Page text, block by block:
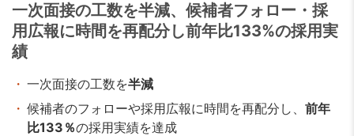
一次面接の工数を半減、候補者フォロー・採
用広報に時間を再配分し前年比133%の採用実
績
一次面接の工数を半減
候補者のフォローや採用広報に時間を再配分し、前年
比133％の採用実績を達成